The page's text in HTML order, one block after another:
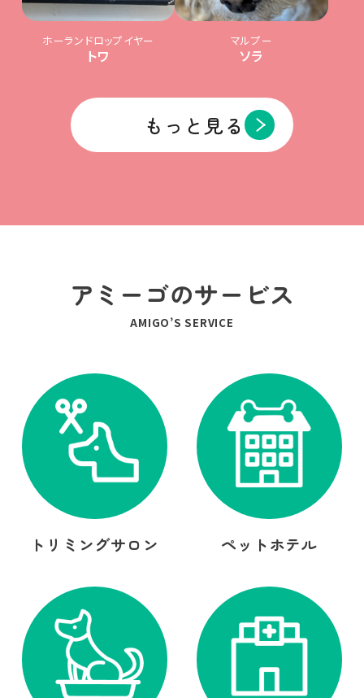
ホーランドロップイヤー
トワ
マルプー
ソラ
もっと見る
アミーゴのサービス
AMIGO’S SERVICE
トリミングサロン ペットホテル